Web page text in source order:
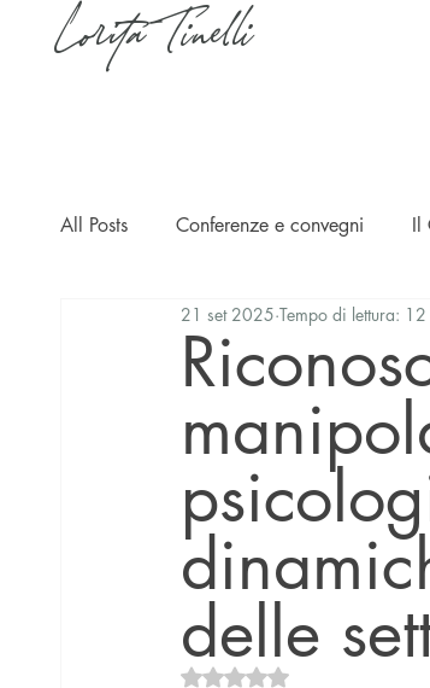
Lorita Tinelli
All Posts Conferenze e convegni Il
Ripercussioni Articoli in
delle
21 set 2025 Tempo di lettura:
Valutazione NaN stelle su 5.